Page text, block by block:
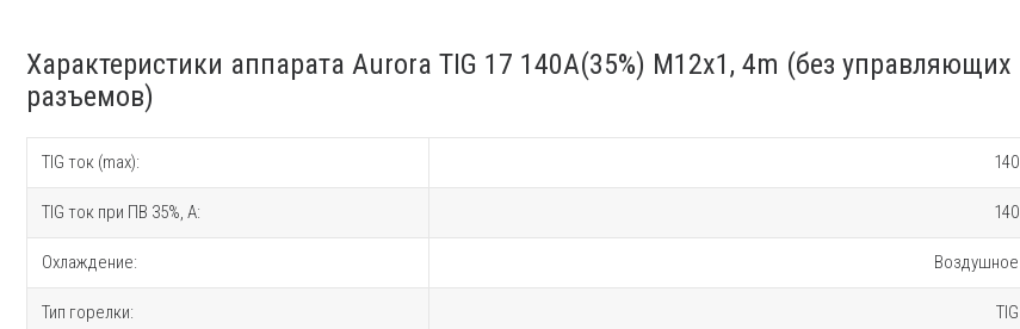
Характеристики аппарата Aurora TIG 17 140A(35%) M12x1, 4m (без управляющих
разъемов)
TIG ток (max): 140
TIG ток при ПВ 35%, A: 140
Охлаждение: Воздушное
Тип горелки: TIG